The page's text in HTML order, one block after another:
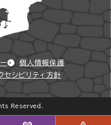
個人情報保護
セシビリティ方針
Reserved.